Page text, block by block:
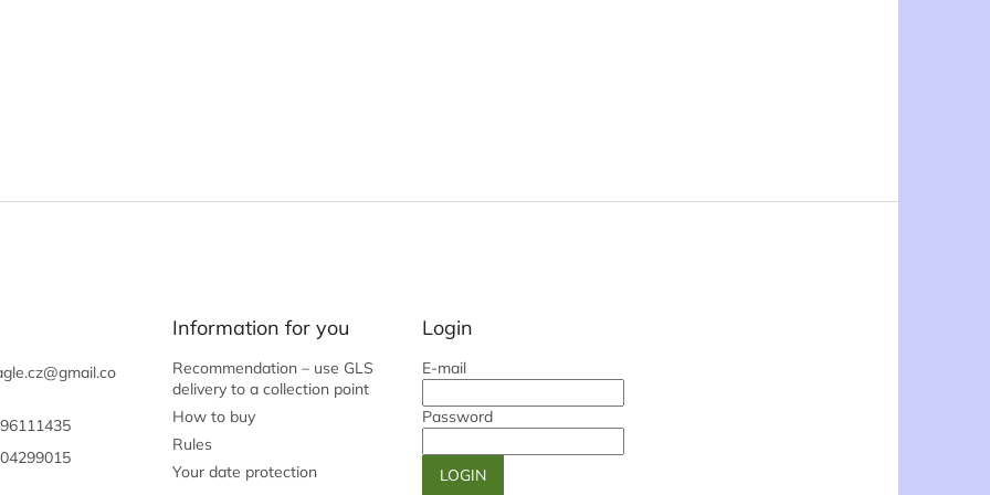
@gmail.co
Information for you
Recommendation – use GLS
delivery to a collection point
How to buy
Rules
Your date protection
Login
E-mail
Password
LOGIN